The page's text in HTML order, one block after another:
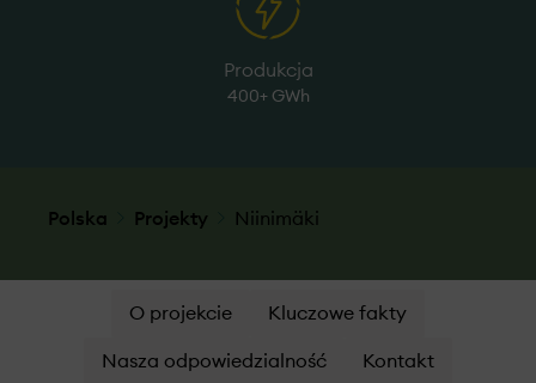
Produkcja
400+ GWh
Polska Projekty Niinimäki
O projekcie Kluczowe fakty
Nasza odpowiedzialność Kontakt